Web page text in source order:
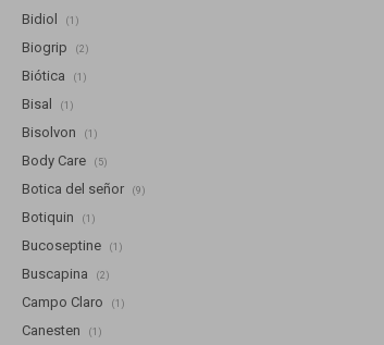
Bidiol (1)
Biogrip (2)
Biótica (1)
Bisal (1)
Bisolvon (1)
Body Care (5)
Botica del señor (9)
Botiquin (1)
Bucoseptine (1)
Buscapina (2)
Campo Claro (1)
Canesten (1)